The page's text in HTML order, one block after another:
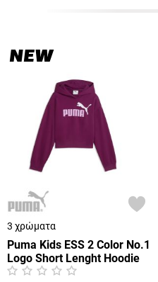
NEW
3 χρώματα
Puma Kids ESS 2 Color No.1
Logo Short Lenght Hoodie
FL G (690717-41)